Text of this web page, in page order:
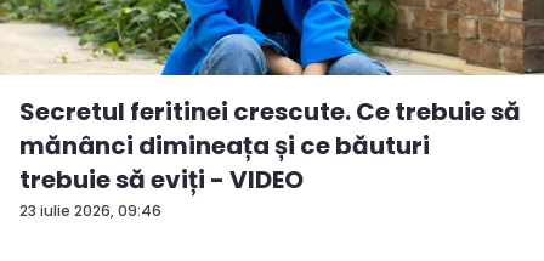
23 iulie 2026, 09:46
Secretul feritinei crescute. Ce trebuie să
mănânci dimineața și ce băuturi
trebuie să eviți - VIDEO